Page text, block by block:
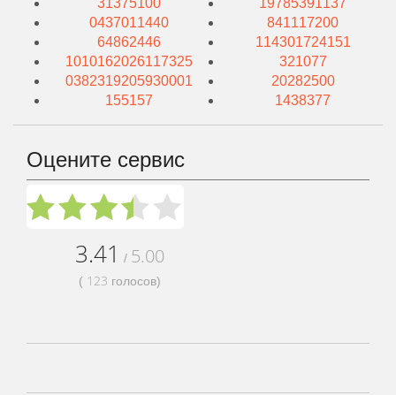
31375100
0437011440
64862446
1010162026117325
0382319205930001
155157
19785391137
841117200
114301724151
321077
20282500
1438377
Оцените сервис
3.41 / 5.00
( 123 голосов)